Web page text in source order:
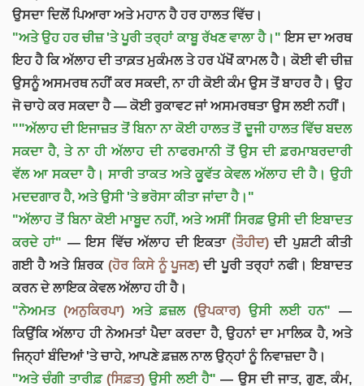
ਉਸਦਾ ਦਿਲੋਂ ਪਿਆਰਾ ਅਤੇ ਮਹਾਨ ਹੈ ਹਰ ਹਾਲਤ ਵਿੱਚ।
"ਅਤੇ ਉਹ ਹਰ ਚੀਜ਼ 'ਤੇ ਪੂਰੀ ਤਰ੍ਹਾਂ ਕਾਬੂ ਰੱਖਣ ਵਾਲਾ ਹੈ।" ਇਸ ਦਾ ਅਰਥ
ਇਹ ਹੈ ਕਿ ਅੱਲਾਹ ਦੀ ਤਾਕ਼ਤ ਮੁਕੰਮਲ ਤੇ ਹਰ ਪੱਖੋਂ ਕਾਮਲ ਹੈ। ਕੋਈ ਵੀ ਚੀਜ਼
ਉਸਨੂੰ ਅਸਮਰਥ ਨਹੀਂ ਕਰ ਸਕਦੀ, ਨਾ ਹੀ ਕੋਈ ਕੰਮ ਉਸ ਤੋਂ ਬਾਹਰ ਹੈ। ਉਹ
ਜੋ ਚਾਹੇ ਕਰ ਸਕਦਾ ਹੈ — ਕੋਈ ਰੁਕਾਵਟ ਜਾਂ ਅਸਮਰਥਤਾ ਉਸ ਲਈ ਨਹੀਂ।
""ਅੱਲਾਹ ਦੀ ਇਜਾਜ਼ਤ ਤੋਂ ਬਿਨਾ ਨਾ ਕੋਈ ਹਾਲਤ ਤੋਂ ਦੂਜੀ ਹਾਲਤ ਵਿੱਚ ਬਦਲ
ਸਕਦਾ ਹੈ, ਤੇ ਨਾ ਹੀ ਅੱਲਾਹ ਦੀ ਨਾਫਰਮਾਨੀ ਤੋਂ ਉਸ ਦੀ ਫ਼ਰਮਾਬਰਦਾਰੀ
ਵੱਲ ਆ ਸਕਦਾ ਹੈ। ਸਾਰੀ ਤਾਕਤ ਅਤੇ ਕੂਵੱਤ ਕੇਵਲ ਅੱਲਾਹ ਦੀ ਹੈ। ਉਹੀ
ਮਦਦਗਾਰ ਹੈ, ਅਤੇ ਉਸੀ 'ਤੇ ਭਰੋਸਾ ਕੀਤਾ ਜਾਂਦਾ ਹੈ।"
"ਅੱਲਾਹ ਤੋਂ ਬਿਨਾ ਕੋਈ ਮਾਬੂਦ ਨਹੀਂ, ਅਤੇ ਅਸੀਂ ਸਿਰਫ਼ ਉਸੀ ਦੀ ਇਬਾਦਤ
ਕਰਦੇ ਹਾਂ" — ਇਸ ਵਿੱਚ ਅੱਲਾਹ ਦੀ ਇਕਤਾ (ਤੌਹੀਦ)ਦੀ ਪੁਸ਼ਟੀ ਕੀਤੀ
ਗਈ ਹੈ ਅਤੇ ਸ਼ਿਰਕ (ਹੋਰ ਕਿਸੇ ਨੂੰ ਪੂਜਣ) ਦੀ ਪੂਰੀ ਤਰ੍ਹਾਂ ਨਫੀ। ਇਬਾਦਤ
ਕਰਨ ਦੇ ਲਾਇਕ ਕੇਵਲ ਅੱਲਾਹ ਹੀ ਹੈ।
"ਨੇਅਮਤ (ਅਨੁਕਿਰਪਾ)ਅਤੇ ਫ਼ਜ਼ਲ (ਉਪਕਾਰ) ਉਸੀ ਲਈ ਹਨ" —
ਕਿਉਂਕਿ ਅੱਲਾਹ ਹੀ ਨੇਅਮਤਾਂ ਪੈਦਾ ਕਰਦਾ ਹੈ, ਉਹਨਾਂ ਦਾ ਮਾਲਿਕ ਹੈ, ਅਤੇ
ਜਿਨ੍ਹਾਂ ਬੰਦਿਆਂ 'ਤੇ ਚਾਹੇ, ਆਪਣੇ ਫ਼ਜ਼ਲ ਨਾਲ ਉਨ੍ਹਾਂ ਨੂੰ ਨਿਵਾਜ਼ਦਾ ਹੈ।
"ਅਤੇ ਚੰਗੀ ਤਾਰੀਫ਼ (ਸਿਫ਼ਤ) ਉਸੀ ਲਈ ਹੈ" — ਉਸ ਦੀ ਜਾਤ, ਗੁਣ, ਕੰਮ,